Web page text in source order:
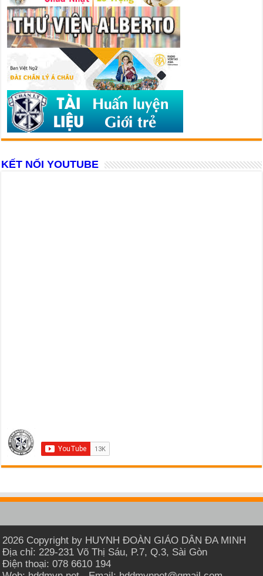
KẾT NỐI YOUTUBE
2026 Copyright by HUYNH ĐOÀN GIÁO DÂN ĐA MINH
Địa chỉ: 229-231 Võ Thị Sáu, P.7, Q.3, Sài Gòn
Điện thoại: 078 6610 194